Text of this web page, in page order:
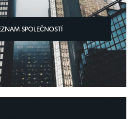
SPOLEČNOSTÍ